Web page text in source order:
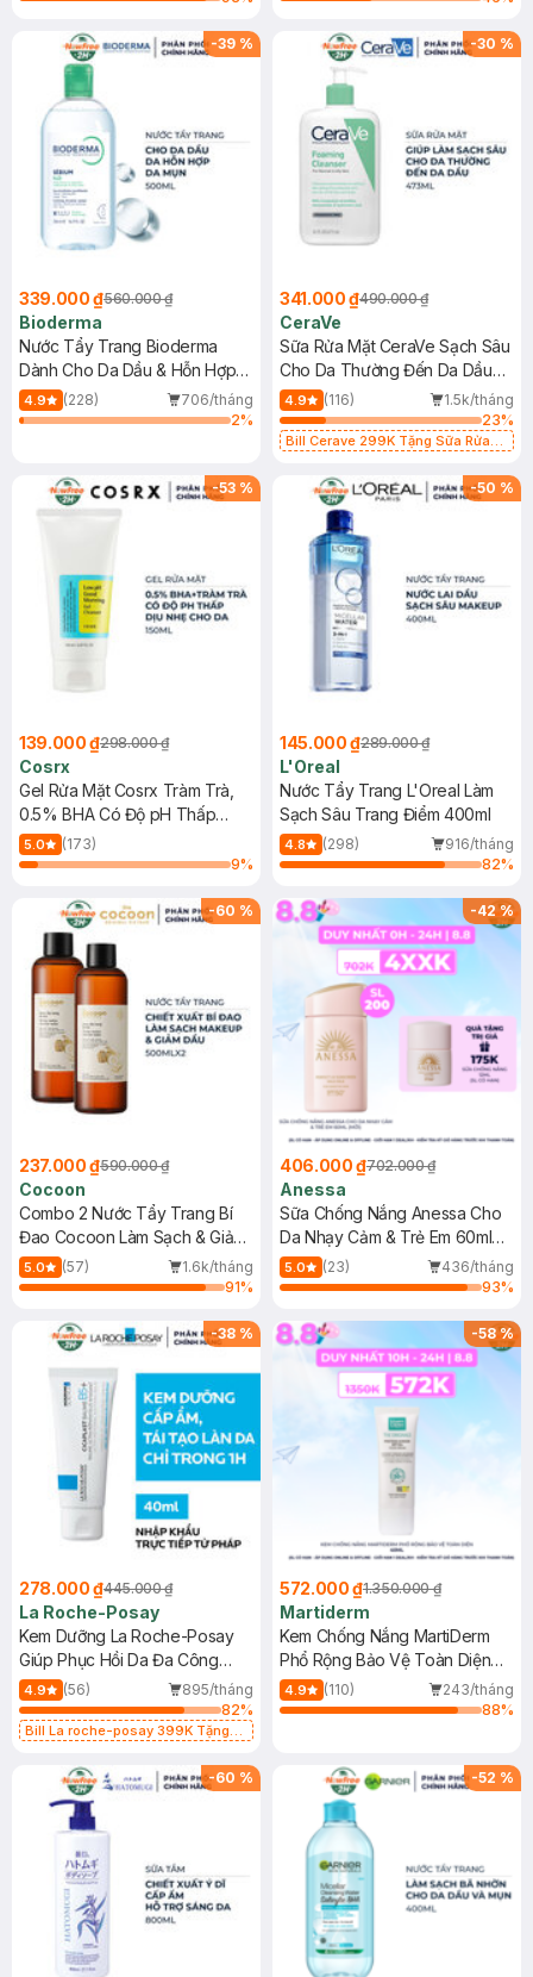
-39 %
339.000 ₫560.000 ₫
Bioderma
Nước Tẩy Trang Bioderma
Dành Cho Da Dầu & Hỗn Hợp
500ml
4.9 (228)
706/tháng
2%
-30 %
341.000 ₫490.000 ₫
CeraVe
Sữa Rửa Mặt CeraVe Sạch Sâu
Cho Da Thường Đến Da Dầu
473ml
4.9 (116)
1.5k/tháng
23%
Bill Cerave 299K Tặng Sữa Rửa
-53 %
139.000 ₫298.000 ₫
Cosrx
Gel Rửa Mặt Cosrx Tràm Trà,
0.5% BHA Có Độ pH Thấp
150ml
5.0
(173)
9%
-50 %
145.000 ₫289.000 ₫
L'Oreal
Nước Tẩy Trang L'Oreal Làm
Sạch Sâu Trang Điểm 400ml
4.8 (298)
916/tháng
82%
-60 %
237.000 ₫590.000 ₫
Cocoon
Combo 2 Nước Tẩy Trang Bí
Đao Cocoon Làm Sạch & Giảm
Dầu 500ml
5.0 (57)
1.6k/tháng
91%
-42%
406.000 ₫702.000 ₫
Anessa
Sữa Chống Nắng Anessa Cho
Da Nhạy Cảm & Trẻ Em 60ml
(Mới)
5.0 (23)
436/tháng
93%
-38 %
278.000 ₫445.000 ₫
La Roche-Posay
Kem Dưỡng La Roche-Posay
Giúp Phục Hồi Da Đa Công
Dụng 40ml
4.9 (56)
895/tháng
82%
Bill La roche-posay 399K Tặng
(SL có hạn)
-58%
572.000 ₫1.350.000 ₫
Martiderm
Kem Chống Nắng MartiDerm
Phổ Rộng Bảo Vệ Toàn Diện
40ml
4.9 (110)
243/tháng
88%
-60 % -52 %